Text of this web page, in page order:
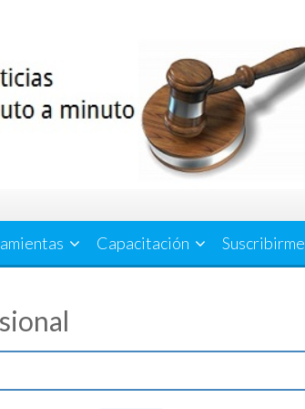
Capacitación Suscribirme